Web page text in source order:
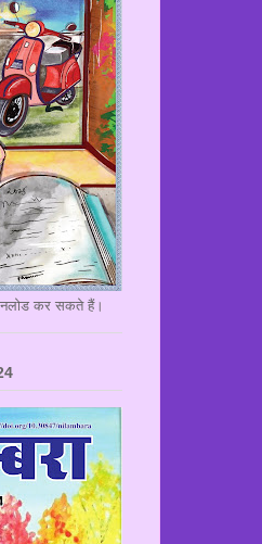
कर सकते हैं।